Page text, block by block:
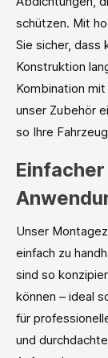
schützen. Mit
Sie sicher, dass
Konstruktion
Kombination
unser Zubehör
so Ihre
Unser
einfach zu
sind so
können – ideal
für
und